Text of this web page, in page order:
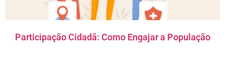
Participação Cidadã: Como Engajar a População